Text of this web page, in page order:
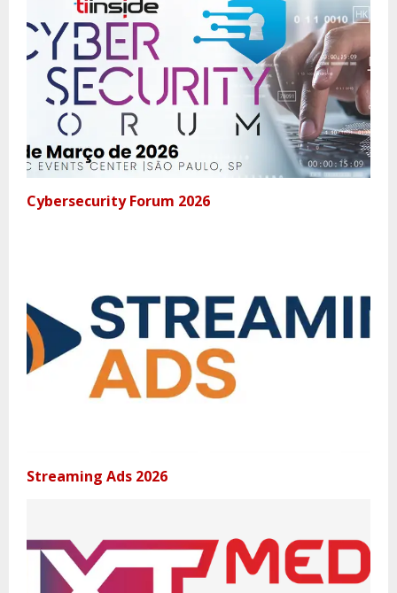
Cybersecurity Forum 2026
Streaming Ads 2026